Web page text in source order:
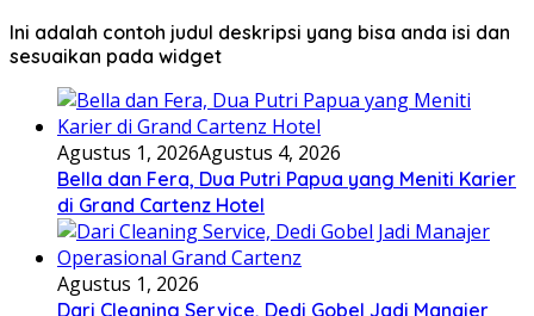
Ini adalah contoh judul deskripsi yang bisa anda isi dan
sesuaikan pada widget
Agustus 1, 2026Agustus 4, 2026
Bella dan Fera, Dua Putri Papua yang Meniti Karier
di Grand Cartenz Hotel
Agustus 1, 2026
Dari Cleaning Service, Dedi Gobel Jadi Manajer